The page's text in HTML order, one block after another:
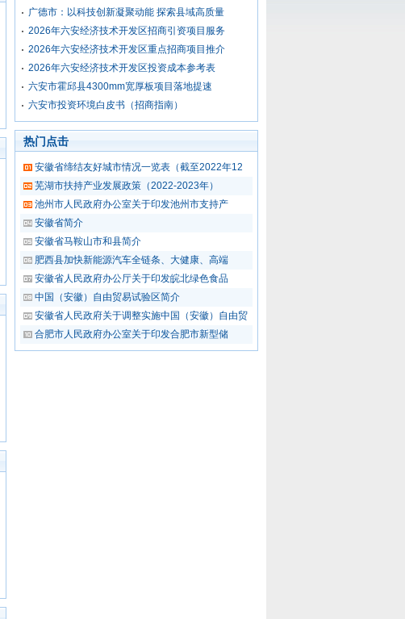
广德市：以科技创新凝聚动能 探索县域高质量
2026年六安经济技术开发区招商引资项目服务
2026年六安经济技术开发区重点招商项目推介
2026年六安经济技术开发区投资成本参考表
六安市霍邱县4300mm宽厚板项目落地提速
六安市投资环境白皮书（招商指南）
热门点击
安徽省缔结友好城市情况一览表（截至2022年12
芜湖市扶持产业发展政策（2022-2023年）
池州市人民政府办公室关于印发池州市支持产
安徽省简介
安徽省马鞍山市和县简介
肥西县加快新能源汽车全链条、大健康、高端
安徽省人民政府办公厅关于印发皖北绿色食品
中国（安徽）自由贸易试验区简介
安徽省人民政府关于调整实施中国（安徽）自由贸
合肥市人民政府办公室关于印发合肥市新型储